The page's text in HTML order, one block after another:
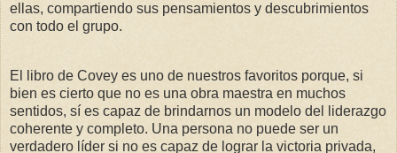
ellas, compartiendo sus pensamientos y descubrimientos
con todo el grupo.
El libro de Covey es uno de nuestros favoritos porque, si
bien es cierto que no es una obra maestra en muchos
sentidos, sí es capaz de brindarnos un modelo del liderazgo
coherente y completo. Una persona no puede ser un
verdadero líder si no es capaz de lograr la victoria privada,